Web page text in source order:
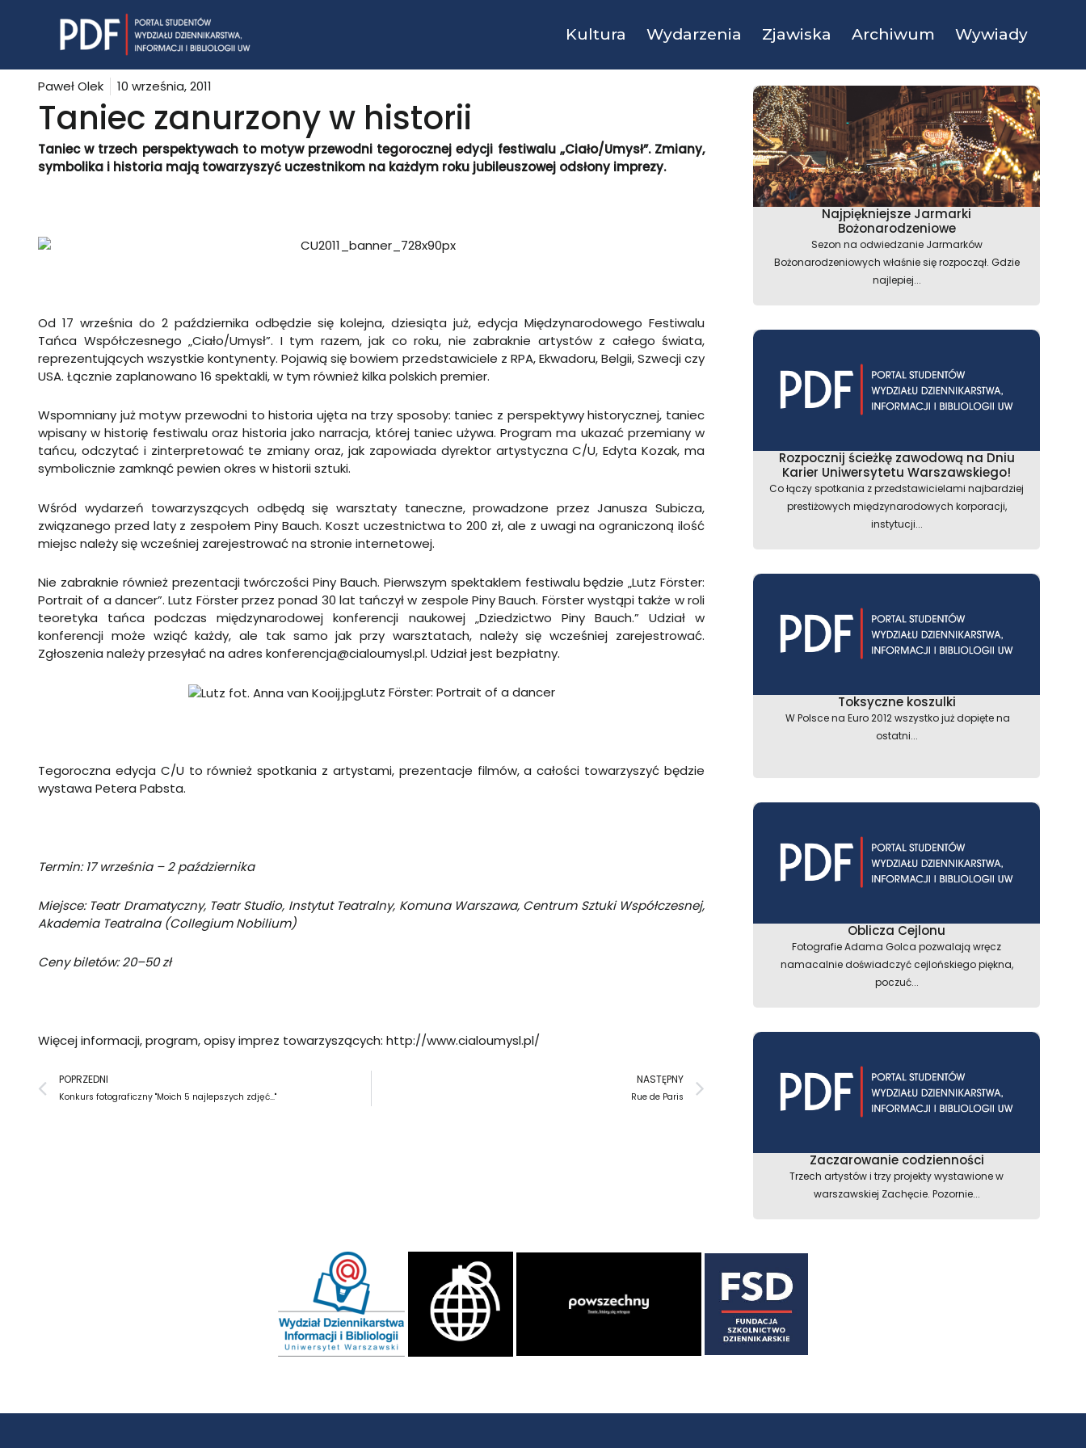
Kultura Wydarzenia Zjawiska Archiwum Wywiady
Paweł Olek 10 września, 2011
Taniec zanurzony w historii
Taniec w trzech perspektywach to motyw przewodni tegorocznej edycji festiwalu „Ciało/Umysł”. Zmiany,
symbolika i historia mają towarzyszyć uczestnikom na każdym roku jubileuszowej odsłony imprezy.
Od 17 września do 2 października odbędzie się kolejna, dziesiąta już, edycja Międzynarodowego Festiwalu
Tańca Współczesnego „Ciało/Umysł”. I tym razem, jak co roku, nie zabraknie artystów z całego świata,
reprezentujących wszystkie kontynenty. Pojawią się bowiem przedstawiciele z RPA, Ekwadoru, Belgii, Szwecji czy
USA. Łącznie zaplanowano 16 spektakli, w tym również kilka polskich premier.
Wspomniany już motyw przewodni to historia ujęta na trzy sposoby: taniec z perspektywy historycznej, taniec
wpisany w historię festiwalu oraz historia jako narracja, której taniec używa. Program ma ukazać przemiany w
tańcu, odczytać i zinterpretować te zmiany oraz, jak zapowiada dyrektor artystyczna C/U, Edyta Kozak, ma
symbolicznie zamknąć pewien okres w historii sztuki.
Wśród wydarzeń towarzyszących odbędą się warsztaty taneczne, prowadzone przez Janusza Subicza,
związanego przed laty z zespołem Piny Bauch. Koszt uczestnictwa to 200 zł, ale z uwagi na ograniczoną ilość
miejsc należy się wcześniej zarejestrować na stronie internetowej.
Nie zabraknie również prezentacji twórczości Piny Bauch. Pierwszym spektaklem festiwalu będzie „Lutz Förster:
Portrait of a dancer”. Lutz Förster przez ponad 30 lat tańczył w zespole Piny Bauch. Förster wystąpi także w roli
teoretyka tańca podczas międzynarodowej konferencji naukowej „Dziedzictwo Piny Bauch.” Udział w
konferencji może wziąć każdy, ale tak samo jak przy warsztatach, należy się wcześniej zarejestrować.
Zgłoszenia należy przesyłać na adres konferencja@cialoumysl.pl. Udział jest bezpłatny.
Lutz Förster: Portrait of a dancer
Tegoroczna edycja C/U to również spotkania z artystami, prezentacje filmów, a całości towarzyszyć będzie
wystawa Petera Pabsta.
Termin: 17 września – 2 października
Miejsce: Teatr Dramatyczny, Teatr Studio, Instytut Teatralny, Komuna Warszawa, Centrum Sztuki Współczesnej,
Akademia Teatralna (Collegium Nobilium)
Ceny biletów: 20–50 zł
Więcej informacji, program, opisy imprez towarzyszących: http://www.cialoumysl.pl/
Prev
POPRZEDNI
Konkurs fotograficzny "Moich 5 najlepszych zdjęć…"
NASTĘPNY
Rue de Paris
Następny
Najpiękniejsze Jarmarki
Bożonarodzeniowe
Sezon na odwiedzanie Jarmarków
Bożonarodzeniowych właśnie się rozpoczął. Gdzie
najlepiej...
Rozpocznij ścieżkę zawodową na Dniu
Karier Uniwersytetu Warszawskiego!
Co łączy spotkania z przedstawicielami najbardziej
prestiżowych międzynarodowych korporacji,
instytucji...
Toksyczne koszulki
W Polsce na Euro 2012 wszystko już dopięte na
ostatni...
Oblicza Cejlonu
Fotografie Adama Golca pozwalają wręcz
namacalnie doświadczyć cejlońskiego piękna,
poczuć...
Zaczarowanie codzienności
Trzech artystów i trzy projekty wystawione w
warszawskiej Zachęcie. Pozornie...